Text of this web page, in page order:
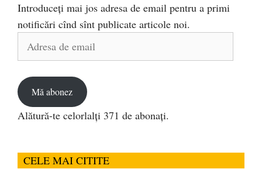
Introduceți mai jos adresa de email pentru a primi
notificări cînd sînt publicate articole noi.
Adresa
Mă abonez
Alătură-te celorlalți 371 de abonați.
CELE MAI CITITE